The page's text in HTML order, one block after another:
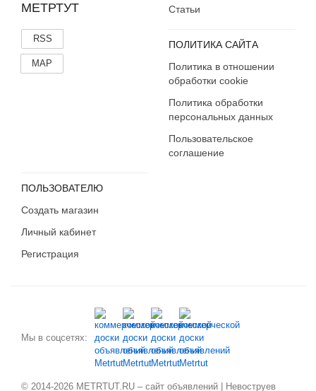
МЕТРТУТ
RSS
MAP
Статьи
ПОЛИТИКА САЙТА
Политика в отношении
обработки cookie
Политика обработки
персональных данных
Пользовательское
соглашение
ПОЛЬЗОВАТЕЛЮ
Создать магазин
Личный кабинет
Регистрация
Мы в соцсетях:
© 2014-2026 METRTUT.RU – сайт объявлений | Невоструев